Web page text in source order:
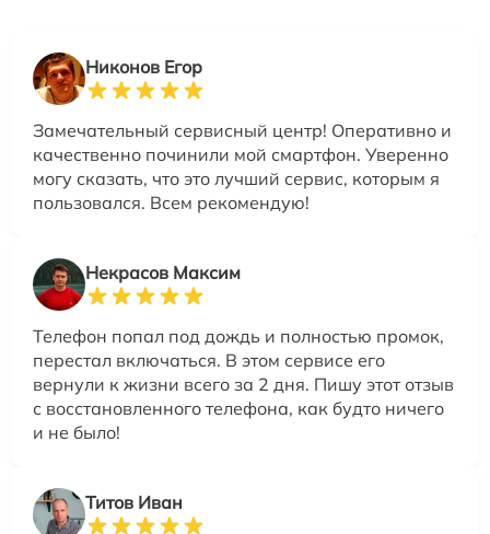
Никонов Егор
Замечательный сервисный центр! Оперативно и
качественно починили мой смартфон. Уверенно
могу сказать, что это лучший сервис, которым я
пользовался. Всем рекомендую!
Некрасов Максим
Телефон попал под дождь и полностью промок,
перестал включаться. В этом сервисе его
вернули к жизни всего за 2 дня. Пишу этот отзыв
с восстановленного телефона, как будто ничего
и не было!
Титов Иван